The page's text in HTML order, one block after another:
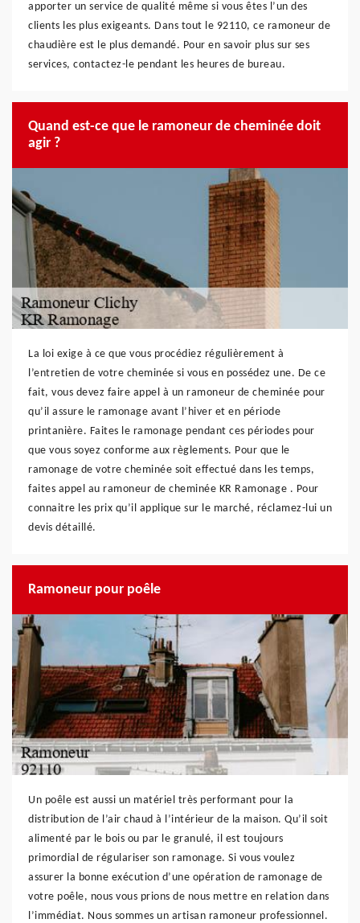
apporter un service de qualité même si vous êtes l’un des
clients les plus exigeants. Dans tout le 92110, ce ramoneur de
chaudière est le plus demandé. Pour en savoir plus sur ses
services, contactez-le pendant les heures de bureau.
Quand est-ce que le ramoneur de cheminée doit
agir ?
La loi exige à ce que vous procédiez régulièrement à
l’entretien de votre cheminée si vous en possédez une. De ce
fait, vous devez faire appel à un ramoneur de cheminée pour
qu’il assure le ramonage avant l’hiver et en période
printanière. Faites le ramonage pendant ces périodes pour
que vous soyez conforme aux règlements. Pour que le
ramonage de votre cheminée soit effectué dans les temps,
faites appel au ramoneur de cheminée KR Ramonage . Pour
connaitre les prix qu’il applique sur le marché, réclamez-lui un
devis détaillé.
Ramoneur pour poêle
Un poêle est aussi un matériel très performant pour la
distribution de l’air chaud à l’intérieur de la maison. Qu’il soit
alimenté par le bois ou par le granulé, il est toujours
primordial de régulariser son ramonage. Si vous voulez
assurer la bonne exécution d’une opération de ramonage de
votre poêle, nous vous prions de nous mettre en relation dans
l’immédiat. Nous sommes un artisan ramoneur professionnel.